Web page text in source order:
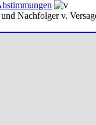
Nachfolger v.